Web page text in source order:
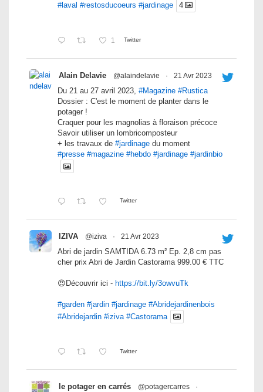
#laval #restosducoeurs #jardinage 4
1 Twitter
Alain Delavie @alaindelavie · 21 Avr 2023
Du 21 au 27 avril 2023, #Magazine #Rustica
Dossier : C'est le moment de planter dans le
potager !
Craquer pour les magnolias à floraison précoce
Savoir utiliser un lombricomposteur
+ les travaux de #jardinage du moment
#presse #magazine #hebdo #jardinage #jardinbio
Twitter
IZIVA @iziva · 21 Avr 2023
Abri de jardin SAMTIDA 6.73 m² Ep. 2,8 cm pas
cher prix Abri de Jardin Castorama 999.00 € TTC
😍Découvrir ici - https://bit.ly/3owvuTk
#garden #jardin #jardinage #Abridejardinenbois
#Abridejardin #iziva #Castorama
Twitter
le potager en carrés @potagercarres
·